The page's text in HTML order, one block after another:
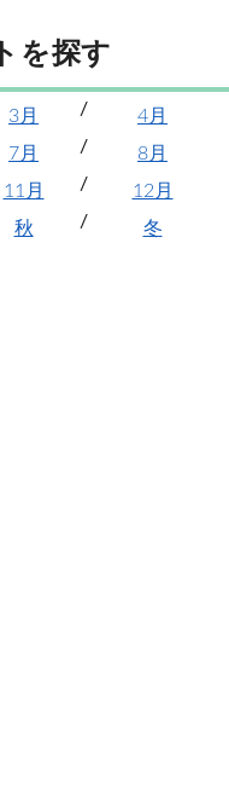
を探す
3月
4月
7月
8月
11月
12月
秋 冬